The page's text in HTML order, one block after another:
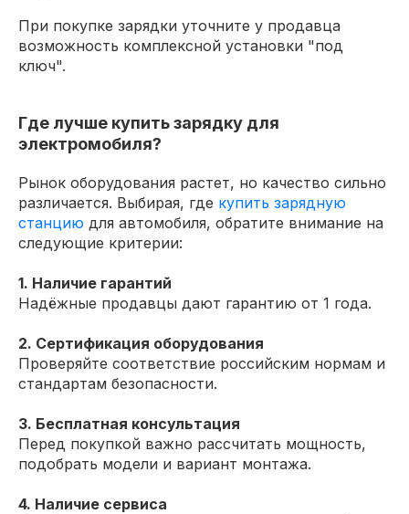
При покупке зарядки уточните у продавца
возможность комплексной установки "под
ключ".
Где лучше купить зарядку для
электромобиля?
Рынок оборудования растет, но качество сильно
различается. Выбирая, где купить зарядную
станцию для автомобиля, обратите внимание на
следующие критерии:
1. Наличие гарантий
Надёжные продавцы дают гарантию от 1 года.
2. Сертификация оборудования
Проверяйте соответствие российским нормам и
стандартам безопасности.
3. Бесплатная консультация
Перед покупкой важно рассчитать мощность,
подобрать модели и вариант монтажа.
4. Наличие сервиса